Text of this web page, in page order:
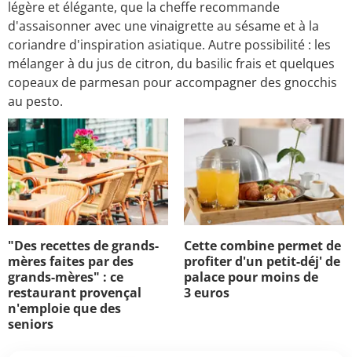
légère et élégante, que la cheffe recommande
d'assaisonner avec une vinaigrette au sésame et à la
coriandre d'inspiration asiatique. Autre possibilité : les
mélanger à du jus de citron, du basilic frais et quelques
copeaux de parmesan pour accompagner des gnocchis
au pesto.
"Des recettes de grands-
mères faites par des
grands-mères" : ce
restaurant provençal
n'emploie que des
seniors
Cette combine permet de
profiter d'un petit-déj' de
palace pour moins de
3 euros